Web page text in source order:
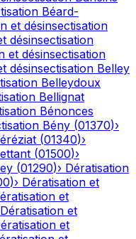
Béard-
et désinsectisation
désinsectisation
et désinsectisation
désinsectisation Belley
Belleydoux
Bellignat
Bénonces
Bény (01370)›
(01340)›
(01500)›
(01290)› Dératisation
)› Dératisation et
et
Dératisation et
et